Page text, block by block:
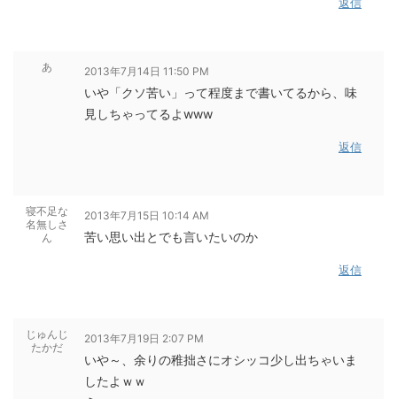
あ 2013年7月14日 11:50 PM
いや「クソ苦い」って程度まで書いてるから、味
見しちゃってるよwww
返信
寝不足な
名無しさ
ん
2013年7月15日 10:14 AM
苦い思い出とでも言いたいのか
返信
じゅんじ
たかだ
2013年7月19日 2:07 PM
いや～、余りの稚拙さにオシッコ少し出ちゃいま
したよｗｗ